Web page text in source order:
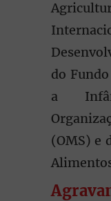
do
a
(OMS) e